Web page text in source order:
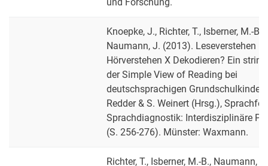
Knoepke, J., Richter, T., Isberner, M.-B.,
Naumann, J. (2013). Leseverstehen =
Hörverstehen X Dekodieren? Ein
der Simple View of Reading bei
deutschsprachigen
Redder & S. Weinert (Hrsg.),
Sprachdiagnostik: Interdisziplinäre
(S. 256-276). Münster: Waxmann.
Richter, T., Isberner, M.-B., Naumann,